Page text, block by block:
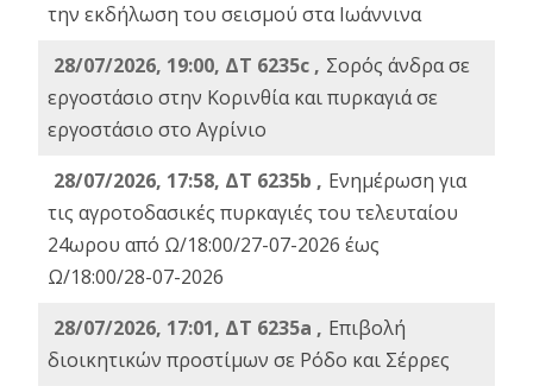
την εκδήλωση του σεισμού στα Ιωάννινα
28/07/2026, 19:00, ΔΤ 6235c , Σορός άνδρα σε
εργοστάσιο στην Κορινθία και πυρκαγιά σε
εργοστάσιο στο Αγρίνιο
28/07/2026, 17:58, ΔΤ 6235b , Ενημέρωση για
τις αγροτοδασικές πυρκαγιές του τελευταίου
24ωρου από Ω/18:00/27-07-2026 έως
Ω/18:00/28-07-2026
28/07/2026, 17:01, ΔΤ 6235a , Eπιβολή
διοικητικών προστίμων σε Ρόδο και Σέρρες